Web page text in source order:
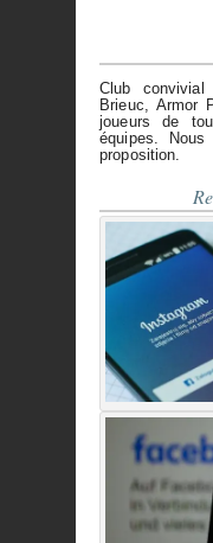
Club convivial
Brieuc, Armor
joueurs de
équipes.
proposition.